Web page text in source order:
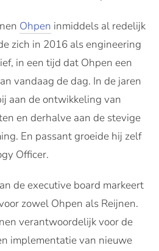
Ohpen inmiddels al redelijk
zich in 2016 als engineering
in een tijd dat Ohpen een
vandaag de dag. In de jaren
aan de ontwikkeling van
en derhalve aan de stevige
En passant groeide hij zelf
Officer.
de executive board markeert
zowel Ohpen als Reijnen.
verantwoordelijk voor de
implementatie van nieuwe